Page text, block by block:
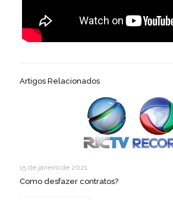
Artigos Relacionados
15 de janeiro de 2021
Como desfazer contratos?